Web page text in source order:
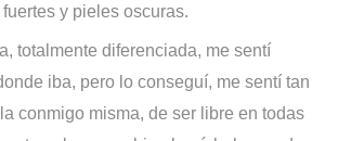
y pieles oscuras.
totalmente diferenciada, me sentí
iba, pero lo conseguí, me sentí tan
conmigo misma, de ser libre en todas